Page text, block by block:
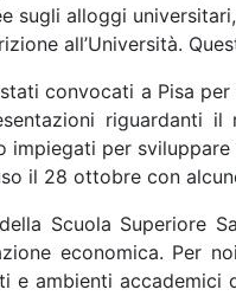
alloggi universitari,
all’Università.
stati convocati a Pisa
riguardanti
impiegati per
il 28 ottobre con
Scuola Superiore
economica. Per
e ambienti